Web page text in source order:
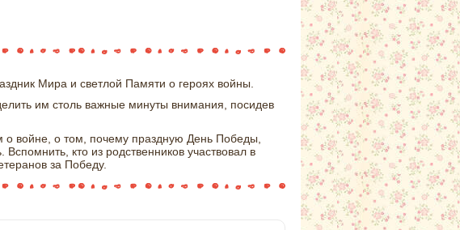
Мира и светлой Памяти о героях войны.
им столь важные минуты внимания, посидев
о войне, о том, почему праздную День Победы,
кто из родственников участвовал в
за Победу.